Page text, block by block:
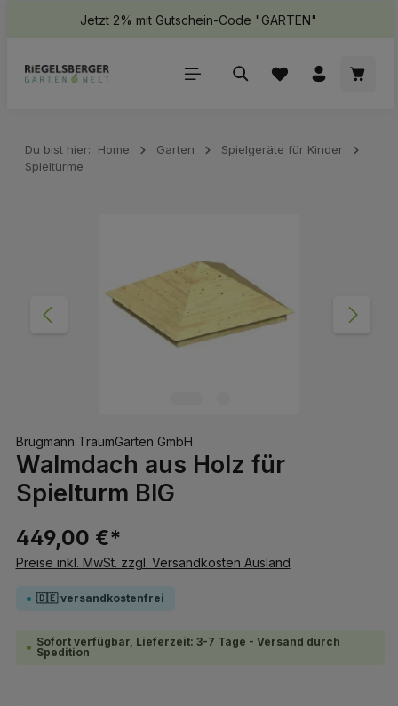
springenJetzt 2% mit Gutschein-Code "GARTEN"
Du bist hier: Home Garten
Spielgeräte für Kinder
Spieltürme
Brügmann TraumGarten GmbH
Walmdach aus Holz für
Spielturm BIG
449,00 €*
Preise inkl. MwSt. zzgl. Versandkosten Ausland
🇩🇪 versandkostenfrei
Sofort verfügbar, Lieferzeit: 3-7 Tage - Versand durch
Spedition